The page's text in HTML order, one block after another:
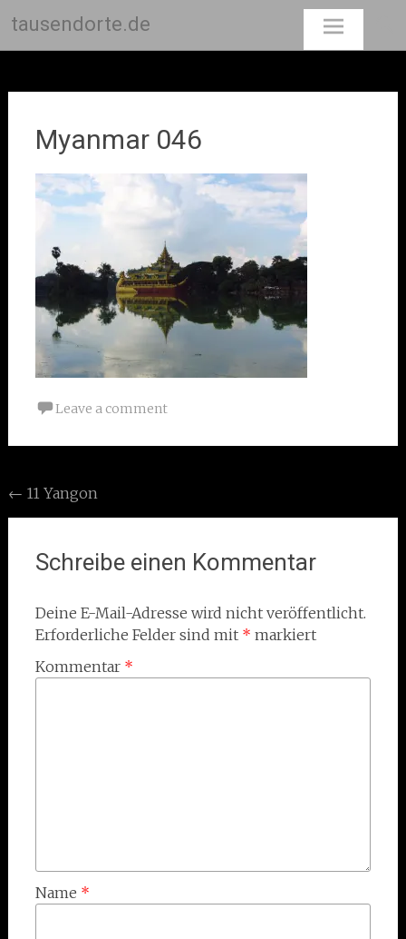
tausendorte.de
Myanmar 046
Leave a comment
Post
navigation
← 11 Yangon
Schreibe einen Kommentar
Deine E-Mail-Adresse wird nicht veröffentlicht.
Erforderliche Felder sind mit * markiert
Kommentar *
Name *